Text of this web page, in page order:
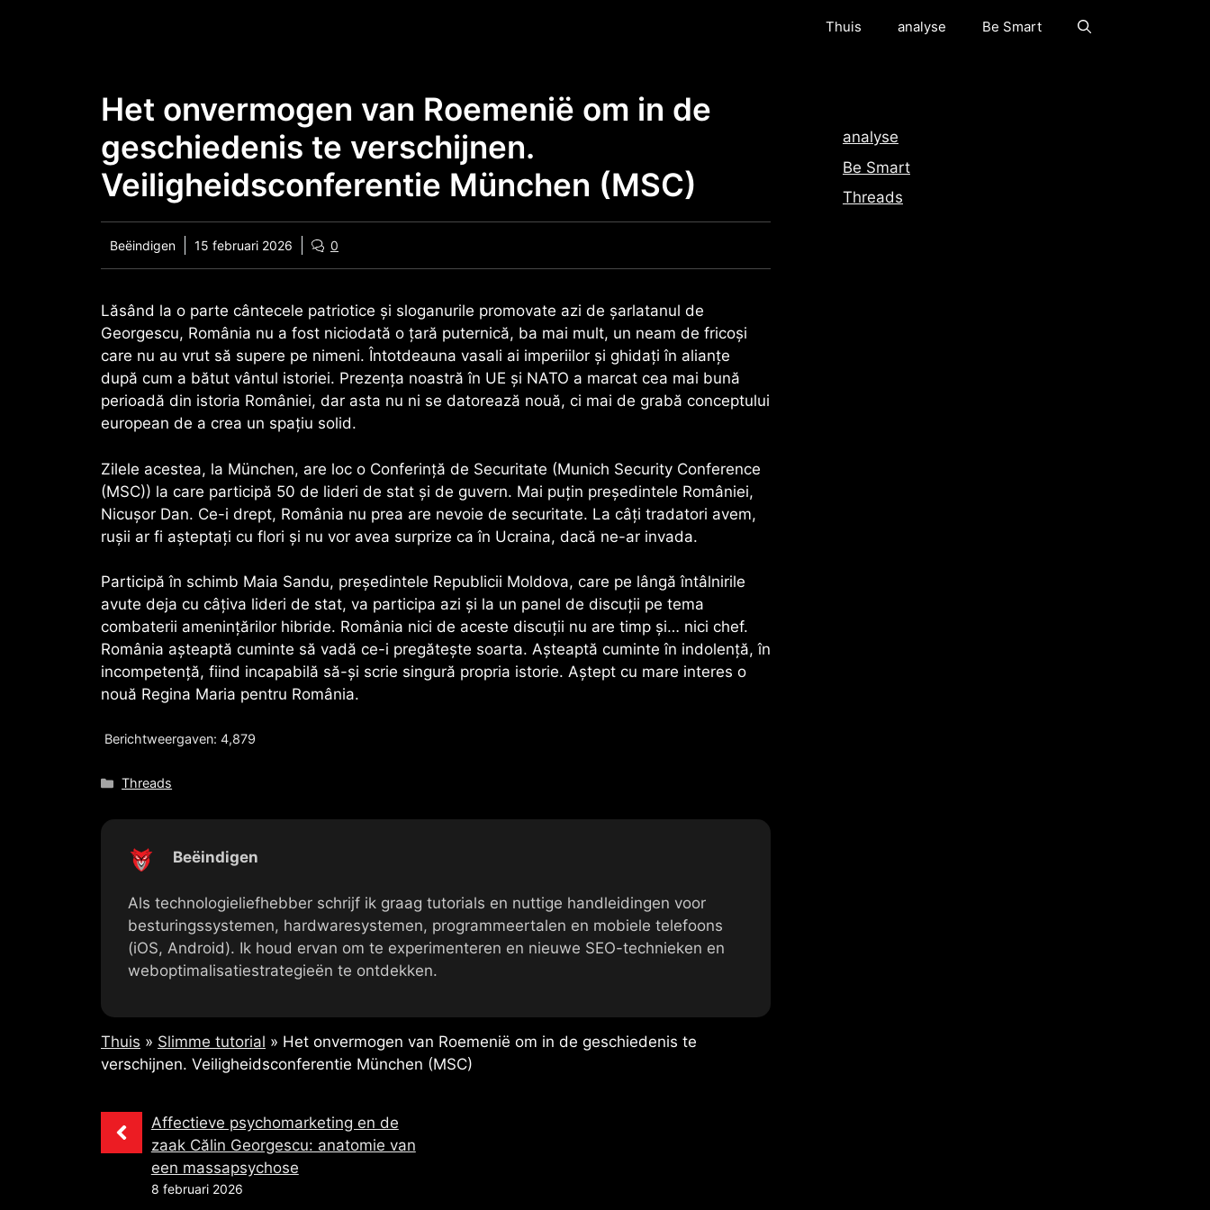
Thuis analyse Be Smart
Het onvermogen van Roemenië om in de
geschiedenis te verschijnen.
Veiligheidsconferentie München (MSC)
Beëindigen 15 februari 2026 0
Lăsând la o parte cântecele patriotice și sloganurile promovate azi de șarlatanul de
Georgescu, România nu a fost niciodată o țară puternică, ba mai mult, un neam de fricoși
care nu au vrut să supere pe nimeni. Întotdeauna vasali ai imperiilor și ghidați în alianțe
după cum a bătut vântul istoriei. Prezența noastră în UE și NATO a marcat cea mai bună
perioadă din istoria României, dar asta nu ni se datorează nouă, ci mai de grabă conceptului
european de a crea un spațiu solid.
Zilele acestea, la München, are loc o Conferință de Securitate (Munich Security Conference
(MSC)) la care participă 50 de lideri de stat și de guvern. Mai puțin președintele României,
Nicușor Dan. Ce-i drept, România nu prea are nevoie de securitate. La câți tradatori avem,
rușii ar fi așteptați cu flori și nu vor avea surprize ca în Ucraina, dacă ne-ar invada.
Participă în schimb Maia Sandu, președintele Republicii Moldova, care pe lângă întâlnirile
avute deja cu câțiva lideri de stat, va participa azi și la un panel de discuții pe tema
combaterii amenințărilor hibride. România nici de aceste discuții nu are timp și… nici chef.
România așteaptă cuminte să vadă ce-i pregătește soarta. Așteaptă cuminte în indolență, în
incompetență, fiind incapabilă să-și scrie singură propria istorie. Aștept cu mare interes o
nouă Regina Maria pentru România.
Berichtweergaven: 4,879
Categorieën
Threads
Beëindigen
Als technologieliefhebber schrijf ik graag tutorials en nuttige handleidingen voor
besturingssystemen, hardwaresystemen, programmeertalen en mobiele telefoons
(iOS, Android). Ik houd ervan om te experimenteren en nieuwe SEO-technieken en
weboptimalisatiestrategieën te ontdekken.
Thuis » Slimme tutorial » Het onvermogen van Roemenië om in de geschiedenis te
verschijnen. Veiligheidsconferentie München (MSC)
Affectieve psychomarketing en de
zaak Călin Georgescu: anatomie van
een massapsychose
8 februari 2026
analyse
Be Smart
Threads